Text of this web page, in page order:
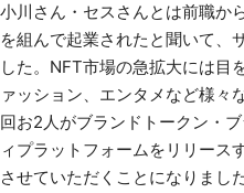
小川さん・セスさんとは前職か
を組んで起業されたと聞いて、
した。NFT市場の急拡大には目
ァッション、エンタメなど様々
回お2人がブランドトークン・
ィプラットフォームをリリー
させていただくことになりまし